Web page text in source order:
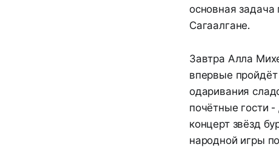
основная задача
Сагаалгане.
Завтра Алла
впервые
одаривания
почётные гости
концерт звёзд
народной игры